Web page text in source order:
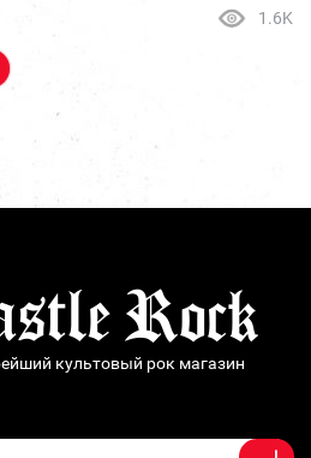
1.6K
культовый рок магазин